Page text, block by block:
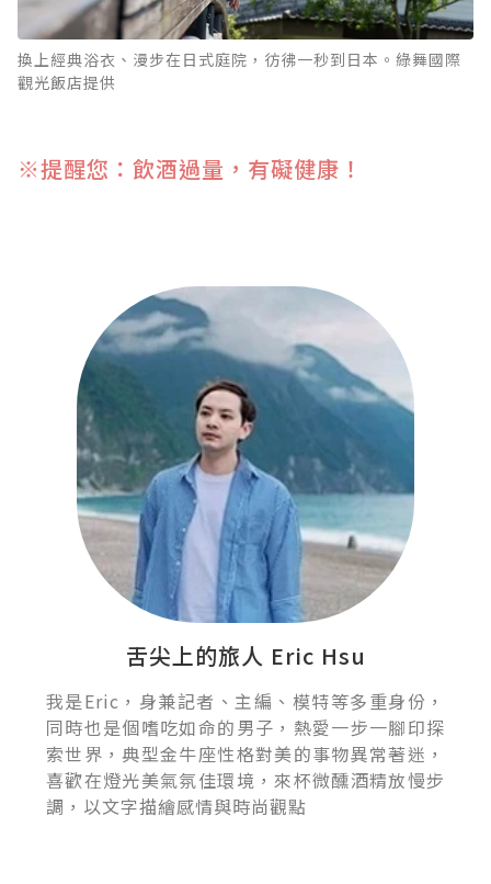
換上經典浴衣、漫步在日式庭院，彷彿一秒到日本。綠舞國際
觀光飯店提供
※提醒您：飲酒過量，有礙健康！
舌尖上的旅人 Eric Hsu
我是Eric，身兼記者、主編、模特等多重身份，
同時也是個嗜吃如命的男子，熱愛一步一腳印探
索世界，典型金牛座性格對美的事物異常著迷，
喜歡在燈光美氣氛佳環境，來杯微醺酒精放慢步
調，以文字描繪感情與時尚觀點